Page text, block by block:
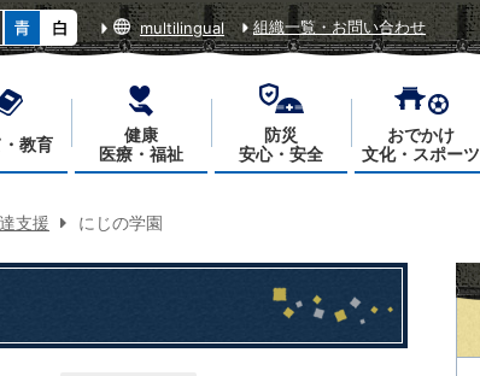
multilingual 組織一覧・お問い合わせ
教育
健康
医療・福祉
防災
安心・安全
おでかけ
文化・スポーツ
支援 にじの学園